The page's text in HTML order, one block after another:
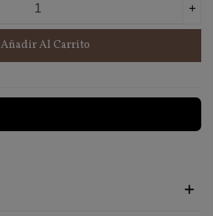
+
Añadir Al Carrito